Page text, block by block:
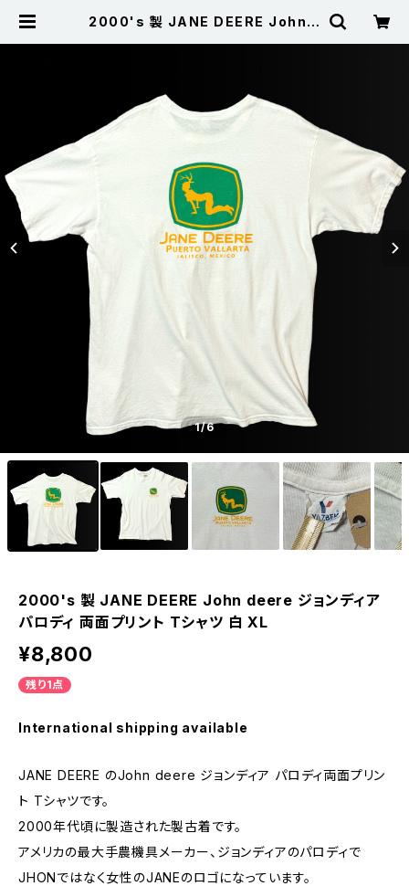
2000's 製 JANE DEERE John d
1/6
2000's 製 JANE DEERE John deere ジョンディア
パロディ 両面プリント Tシャツ 白 XL
¥8,800
残り1点
International shipping available
JANE DEERE のJohn deere ジョンディア パロディ両面プリン
ト Tシャツです。
2000年代頃に製造された製古着です。
アメリカの最大手農機具メーカー、ジョンディアのパロディで
JHONではなく女性のJANEのロゴになっています。